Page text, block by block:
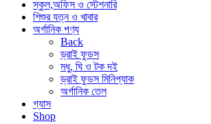
স্কুল,অফিস ও স্টেশনারি
শিশুর যত্ন ও খাবার
অর্গানিক পণ্য
Back
ড্রাই ফুডস
মধু, ঘি ও টক দই
ড্রাই ফুডস মিনিপ্যাক
অর্গানিক তেল
গ্যাস
Shop